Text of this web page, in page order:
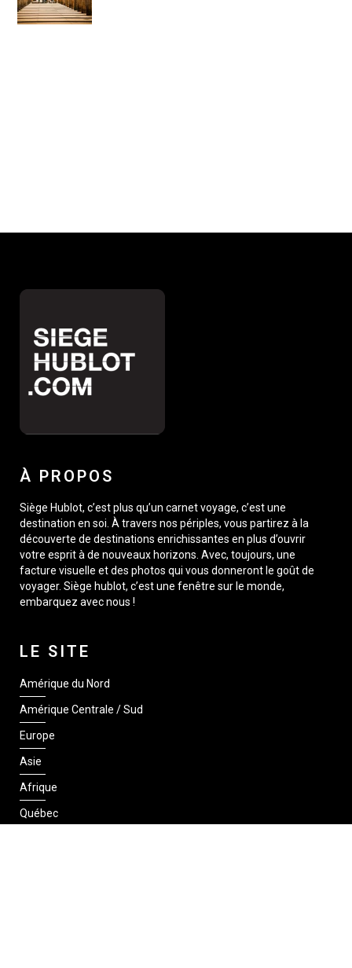
À PROPOS
Siège Hublot, c’est plus qu’un carnet voyage, c’est une
destination en soi. À travers nos périples, vous partirez à la
découverte de destinations enrichissantes en plus d’ouvrir
votre esprit à de nouveaux horizons. Avec, toujours, une
facture visuelle et des photos qui vous donneront le goût de
voyager. Siège hublot, c’est une fenêtre sur le monde,
embarquez avec nous !
LE SITE
Amérique du Nord
Amérique Centrale / Sud
Europe
Asie
Afrique
Québec